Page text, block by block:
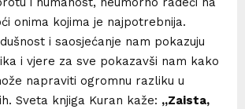
onima kojima je najpotrebnija.
i saosjećanje nam pokazuju
i vjere za sve pokazavši nam kako
napraviti ogromnu razliku u
Sveta knjiga Kuran kaže: „Zaista,